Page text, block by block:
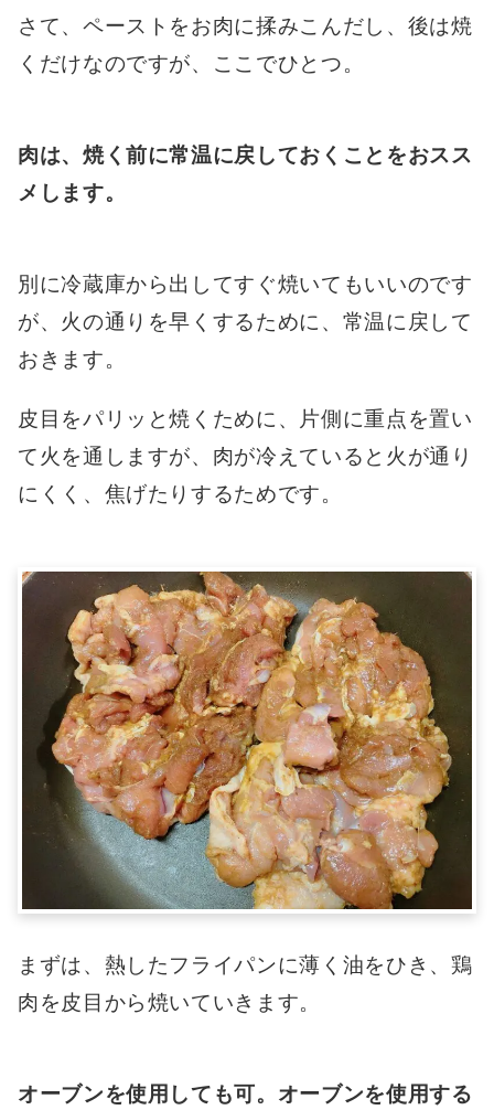
さて、ペーストをお肉に揉みこんだし、後は焼
くだけなのですが、ここでひとつ。
肉は、焼く前に常温に戻しておくことをおスス
メします。
別に冷蔵庫から出してすぐ焼いてもいいのです
が、火の通りを早くするために、常温に戻して
おきます。
皮目をパリッと焼くために、片側に重点を置い
て火を通しますが、肉が冷えていると火が通り
にくく、焦げたりするためです。
まずは、熱したフライパンに薄く油をひき、鶏
肉を皮目から焼いていきます。
オーブンを使用しても可。オーブンを使用する